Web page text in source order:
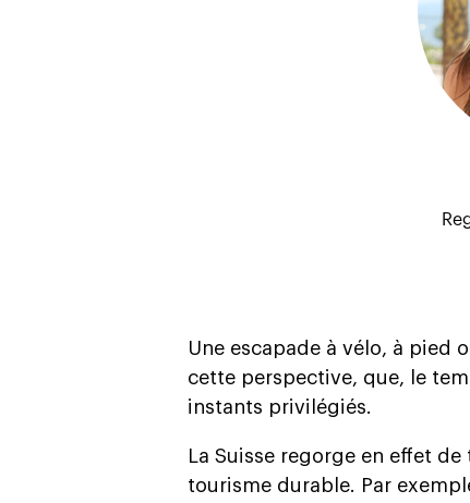
Une escapade à vélo, à pied
cette perspective, que, le
instants privilégiés.
La Suisse regorge en effet
tourisme durable. Par